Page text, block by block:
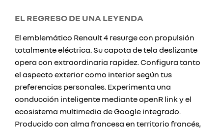
EL REGRESO DE UNA LEYENDA
El emblemático Renault 4 resurge con propulsión
totalmente eléctrica. Su capota de tela deslizante
opera con extraordinaria rapidez. Configura tanto
el aspecto exterior como interior según tus
preferencias personales. Experimenta una
conducción inteligente mediante openR link y el
ecosistema multimedia de Google integrado.
Producido con alma francesa en territorio francés,